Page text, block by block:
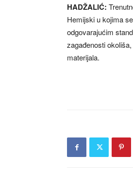
HADŽALIĆ:
Hemijski u kojima
odgovarajućim
zagađenosti
materijala.